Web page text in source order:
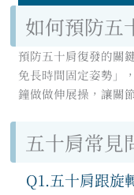
如何預防五
預防五十肩復發的關
免長時間固定姿勢」
鐘做做伸展操，讓關
五十肩常見
Q1.五十肩跟旋